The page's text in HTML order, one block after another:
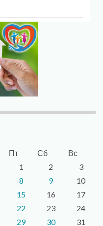
Пт Сб
Вс
1
2
3
8 9
10
15 16
17
22 23
24
29 30 31